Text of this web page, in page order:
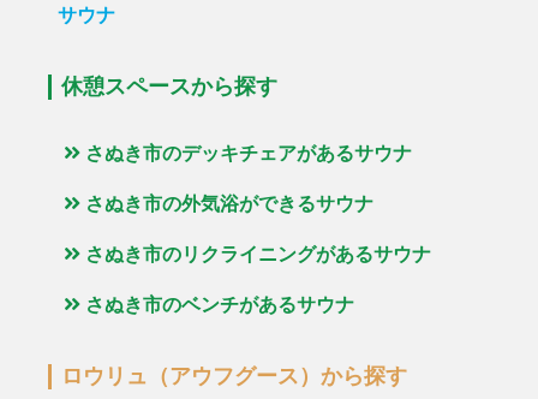
サウナ
休憩スペースから探す
さぬき市のデッキチェアがあるサウナ
さぬき市の外気浴ができるサウナ
さぬき市のリクライニングがあるサウナ
さぬき市のベンチがあるサウナ
ロウリュ（アウフグース）から探す